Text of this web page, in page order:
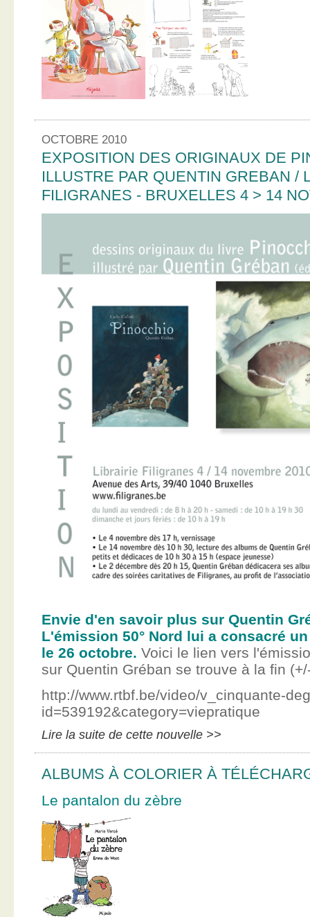
OCTOBRE 2010
EXPOSITION DES ORIGINAUX DE
ILLUSTRE PAR QUENTIN GREBAN /
FILIGRANES - BRUXELLES 4 > 14
Envie d'en savoir plus sur Quentin
L'émission 50° Nord lui a consacré
le 26 octobre. Voici le lien vers
sur Quentin Gréban se trouve à la fin
http://www.rtbf.be/video/v_cinquante-
id=539192&category=viepratique
Lire la suite de cette nouvelle >>
ALBUMS À COLORIER À
Le pantalon du zèbre